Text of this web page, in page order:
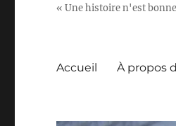
« Une histoire n'est
Accueil À propos